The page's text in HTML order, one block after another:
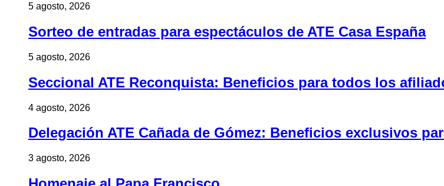
5 agosto, 2026
Sorteo de entradas para espectáculos de ATE Casa España
5 agosto, 2026
Seccional ATE Reconquista: Beneficios para todos los
4 agosto, 2026
Delegación ATE Cañada de Gómez: Beneficios exclusivos
3 agosto, 2026